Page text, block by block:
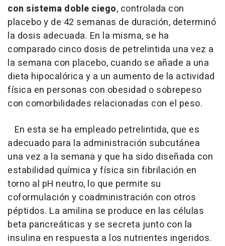
con sistema doble ciego, controlada con
placebo y de 42 semanas de duración, determinó
la dosis adecuada. En la misma, se ha
comparado cinco dosis de petrelintida una vez a
la semana con placebo, cuando se añade a una
dieta hipocalórica y a un aumento de la actividad
física en personas con obesidad o sobrepeso
con comorbilidades relacionadas con el peso.
En esta se ha empleado petrelintida, que es
adecuado para la administración subcutánea
una vez a la semana y que ha sido diseñada con
estabilidad química y física sin fibrilación en
torno al pH neutro, lo que permite su
coformulación y coadministración con otros
péptidos. La amilina se produce en las células
beta pancreáticas y se secreta junto con la
insulina en respuesta a los nutrientes ingeridos.